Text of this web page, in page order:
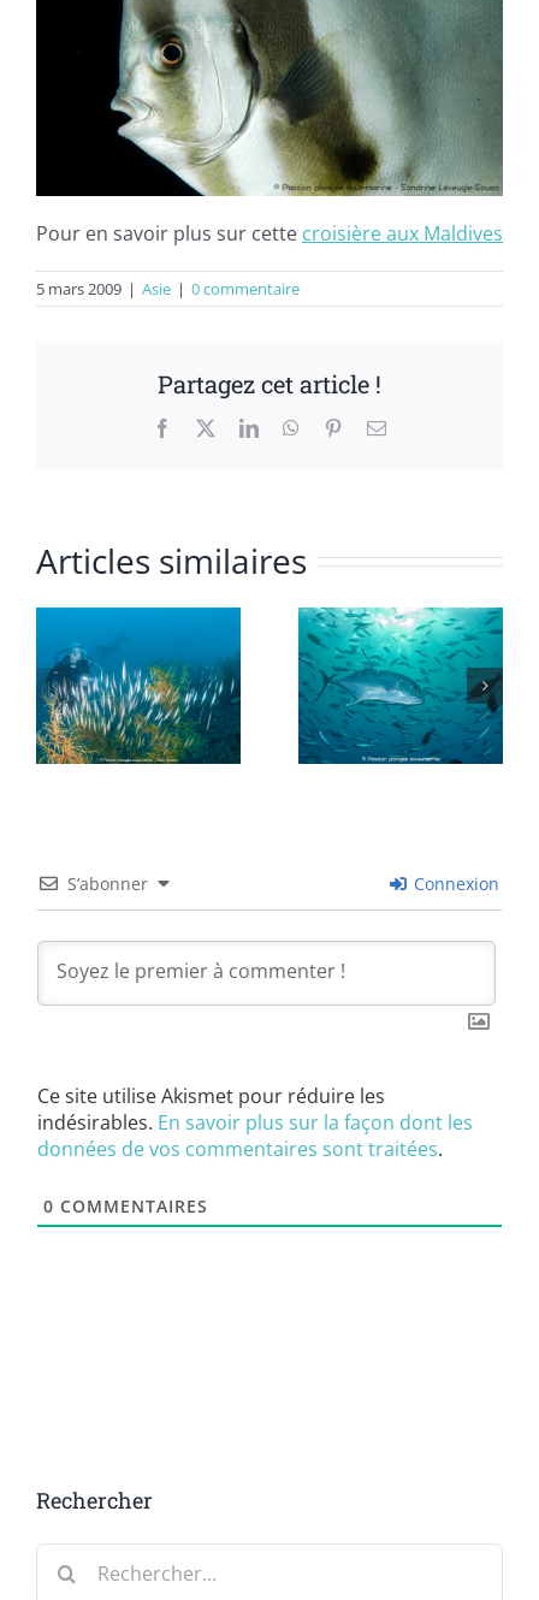
Pour en savoir plus sur cette croisière aux Maldives
5 mars 2009 | Asie | 0 commentaire
Partagez cet article !
Facebook LinkedInWhatsApp
PinterestEmail
Articles similaires
S’abonner Connexion
Ce site utilise Akismet pour réduire les
indésirables. En savoir plus sur la façon dont les
données de vos commentaires sont traitées.
0 COMMENTAIRES
Rechercher
Rechercher: